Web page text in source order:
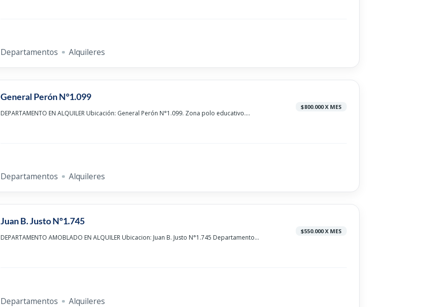
Departamentos Alquileres
General Perón N°1.099
DEPARTAMENTO EN ALQUILER Ubicación: General Perón N°1.099. Zona polo educativo....
$800.000 X MES
Departamentos Alquileres
Juan B. Justo Nº1.745
DEPARTAMENTO AMOBLADO EN ALQUILER Ubicacion: Juan B. Justo N°1.745 Departamento...
$550.000 X MES
Departamentos Alquileres